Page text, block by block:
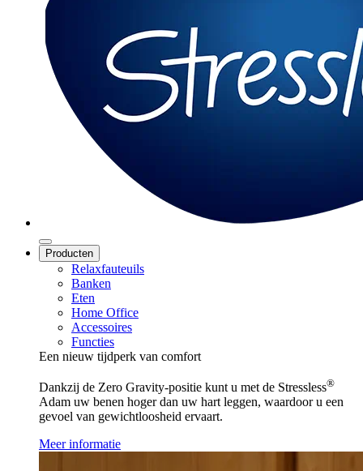
Producten
Relaxfauteuils
Banken
Eten
Home Office
Accessoires
Functies
Een nieuw tijdperk van comfort
Dankzij de Zero Gravity-positie kunt u met de Stressless®
Adam uw benen hoger dan uw hart leggen, waardoor u een
gevoel van gewichtloosheid ervaart.
Meer informatie